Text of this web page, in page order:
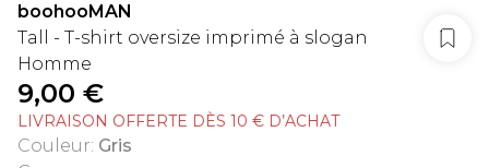
boohooMAN
Tall - T-shirt oversize imprimé à slogan
Homme
9,00 €
LIVRAISON OFFERTE DÈS 10 € D’ACHAT
Couleur: Gris